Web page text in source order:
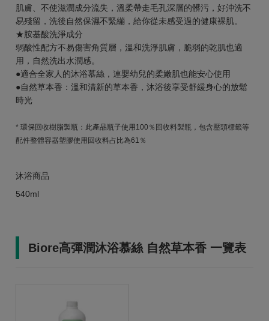
肌膚、不使滋潤成分流失，溫柔帶走毛孔深層的髒污，好沖洗不
易殘留，洗後自然保濕不緊繃，給你從未感受過的健康裸肌。
★胺基酸洗淨成分
弱酸性配方不易傷害角質層，溫和洗淨肌膚，脆弱的乾肌也適
用，自然洗出水潤感。
●適合全家人的沐浴慕絲，連嬰幼兒的柔嫩肌也能安心使用
●自然草本香：溫和清新的草本香，沐浴後享受舒緩身心的放鬆
時光
* 環保回收樹脂製瓶：此產品瓶子使用100％回收料製瓶，包含壓頭標籤等
配件整體容器塑膠使用回收料占比為61％
沐浴商品
540ml
Biore高彈潤沐浴慕絲 自然草本香 一覽表